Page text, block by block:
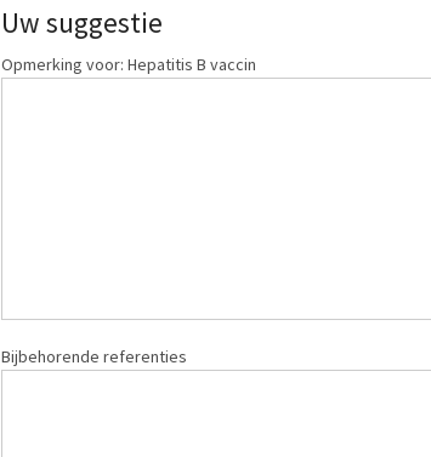
Uw suggestie
Opmerking voor: Hepatitis B vaccin
Bijbehorende referenties